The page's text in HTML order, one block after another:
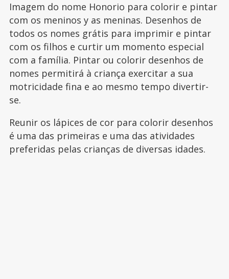
Imagem do nome Honorio para colorir e pintar
com os meninos y as meninas. Desenhos de
todos os nomes grátis para imprimir e pintar
com os filhos e curtir um momento especial
com a família. Pintar ou colorir desenhos de
nomes permitirá à criança exercitar a sua
motricidade fina e ao mesmo tempo divertir-
se.
Reunir os lápices de cor para colorir desenhos
é uma das primeiras e uma das atividades
preferidas pelas crianças de diversas idades.